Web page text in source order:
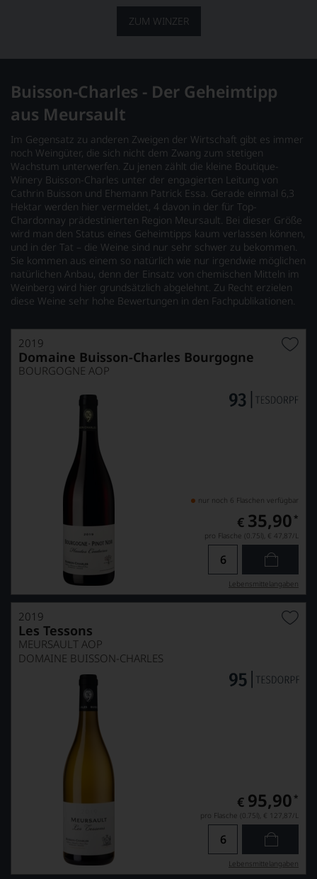
ZUM WINZER
Buisson-Charles - Der Geheimtipp
aus Meursault
Im Gegensatz zu anderen Zweigen der Wirtschaft gibt es immer
noch Weingüter, die sich nicht dem Zwang zum stetigen
Wachstum unterwerfen. Zu jenen zählt die kleine Boutique-
Winery Buisson-Charles unter der engagierten Leitung von
Cathrin Buisson und Ehemann Patrick Essa. Gerade einmal 6,3
Hektar werden hier vermeldet, 4 davon in der für Top-
Chardonnay prädestinierten Region Meursault. Bei dieser Größe
wird man den Status eines Geheimtipps kaum verlassen können,
und in der Tat – die Weine sind nur sehr schwer zu bekommen.
Sie kommen aus einem so natürlich wie nur irgendwie möglichen
natürlichen Anbau, denn der Einsatz von chemischen Mitteln im
Weinberg wird hier grundsätzlich abgelehnt. Zu Recht erzielen
diese Weine sehr hohe Bewertungen in den Fachpublikationen.
2019
Domaine Buisson-Charles Bourgogne
BOURGOGNE AOP
nur noch 6 Flaschen verfügbar
€ 35,90 *
pro Flasche (0.75l), € 47,87/L
Lebensmittel­angaben
2019
Les Tessons
MEURSAULT AOP
DOMAINE BUISSON-CHARLES
€ 95,90 *
pro Flasche (0.75l), € 127,87/L
Lebensmittel­angaben